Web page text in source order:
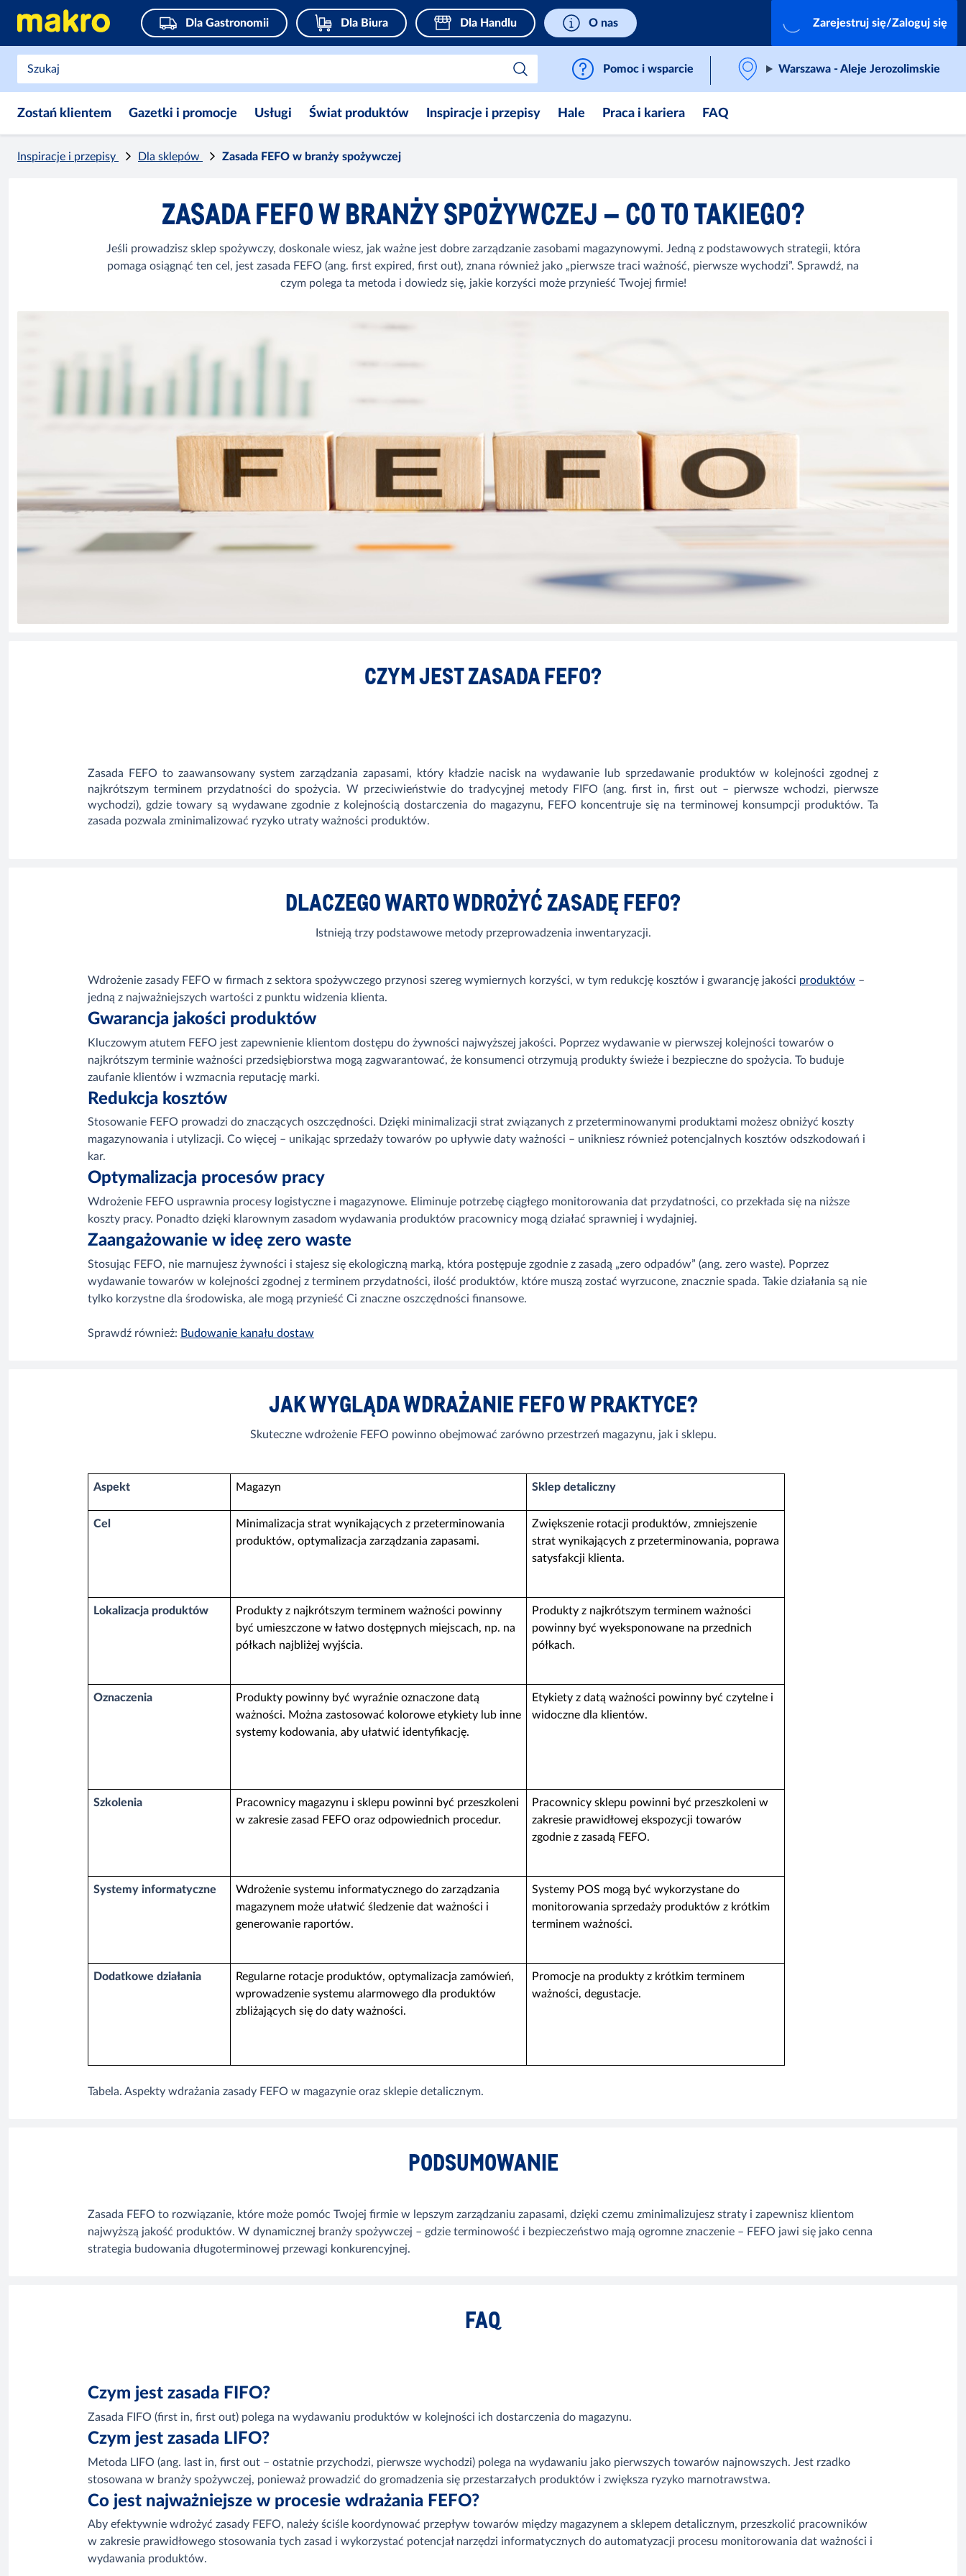
Dla Gastronomii Dla Biura Dla Handlu O nas Zarejestruj się/Zaloguj się
Pomoc i wsparcie Warszawa - Aleje Jerozolimskie
Zostań klientem Gazetki i promocje Usługi Świat produktów Inspiracje i przepisy Hale Praca i kariera FAQ
Inspiracje i przepisy Dla sklepów Zasada FEFO w branży spożywczej
ZASADA FEFO W BRANŻY SPOŻYWCZEJ – CO TO TAKIEGO?
Jeśli prowadzisz sklep spożywczy, doskonale wiesz, jak ważne jest dobre zarządzanie zasobami magazynowymi. Jedną z podstawowych strategii, która
pomaga osiągnąć ten cel, jest zasada FEFO (ang. first expired, first out), znana również jako „pierwsze traci ważność, pierwsze wychodzi”. Sprawdź, na
czym polega ta metoda i dowiedz się, jakie korzyści może przynieść Twojej firmie!
CZYM JEST ZASADA FEFO?
Zasada FEFO to zaawansowany system zarządzania zapasami, który kładzie nacisk na wydawanie lub sprzedawanie produktów w kolejności zgodnej z
najkrótszym terminem przydatności do spożycia. W przeciwieństwie do tradycyjnej metody FIFO (ang. first in, first out – pierwsze wchodzi, pierwsze
wychodzi), gdzie towary są wydawane zgodnie z kolejnością dostarczenia do magazynu, FEFO koncentruje się na terminowej konsumpcji produktów. Ta
zasada pozwala zminimalizować ryzyko utraty ważności produktów.
DLACZEGO WARTO WDROŻYĆ ZASADĘ FEFO?
Istnieją trzy podstawowe metody przeprowadzenia inwentaryzacji.
Wdrożenie zasady FEFO w firmach z sektora spożywczego przynosi szereg wymiernych korzyści, w tym redukcję kosztów i gwarancję jakości produktów –
jedną z najważniejszych wartości z punktu widzenia klienta.
Gwarancja jakości produktów
Kluczowym atutem FEFO jest zapewnienie klientom dostępu do żywności najwyższej jakości. Poprzez wydawanie w pierwszej kolejności towarów o
najkrótszym terminie ważności przedsiębiorstwa mogą zagwarantować, że konsumenci otrzymują produkty świeże i bezpieczne do spożycia. To buduje
zaufanie klientów i wzmacnia reputację marki.
Redukcja kosztów
Stosowanie FEFO prowadzi do znaczących oszczędności. Dzięki minimalizacji strat związanych z przeterminowanymi produktami możesz obniżyć koszty
magazynowania i utylizacji. Co więcej – unikając sprzedaży towarów po upływie daty ważności – unikniesz również potencjalnych kosztów odszkodowań i
kar.
Optymalizacja procesów pracy
Wdrożenie FEFO usprawnia procesy logistyczne i magazynowe. Eliminuje potrzebę ciągłego monitorowania dat przydatności, co przekłada się na niższe
koszty pracy. Ponadto dzięki klarownym zasadom wydawania produktów pracownicy mogą działać sprawniej i wydajniej.
Zaangażowanie w ideę zero waste
Stosując FEFO, nie marnujesz żywności i stajesz się ekologiczną marką, która postępuje zgodnie z zasadą „zero odpadów” (ang. zero waste). Poprzez
wydawanie towarów w kolejności zgodnej z terminem przydatności, ilość produktów, które muszą zostać wyrzucone, znacznie spada. Takie działania są nie
tylko korzystne dla środowiska, ale mogą przynieść Ci znaczne oszczędności finansowe.
Sprawdź również: Budowanie kanału dostaw
JAK WYGLĄDA WDRAŻANIE FEFO W PRAKTYCE?
Skuteczne wdrożenie FEFO powinno obejmować zarówno przestrzeń magazynu, jak i sklepu.
Aspekt Magazyn Sklep detaliczny
Cel
Minimalizacja strat wynikających z przeterminowania
produktów, optymalizacja zarządzania zapasami.
Zwiększenie rotacji produktów, zmniejszenie
strat wynikających z przeterminowania, poprawa
satysfakcji klienta.
Lokalizacja produktów
Produkty z najkrótszym terminem ważności powinny
być umieszczone w łatwo dostępnych miejscach, np. na
półkach najbliżej wyjścia.
Produkty z najkrótszym terminem ważności
powinny być wyeksponowane na przednich
półkach.
Oznaczenia
Produkty powinny być wyraźnie oznaczone datą
ważności. Można zastosować kolorowe etykiety lub inne
systemy kodowania, aby ułatwić identyfikację.
Etykiety z datą ważności powinny być czytelne i
widoczne dla klientów.
Szkolenia
Pracownicy magazynu i sklepu powinni być przeszkoleni
w zakresie zasad FEFO oraz odpowiednich procedur.
Pracownicy sklepu powinni być przeszkoleni w
zakresie prawidłowej ekspozycji towarów
zgodnie z zasadą FEFO.
Systemy informatyczne
Wdrożenie systemu informatycznego do zarządzania
magazynem może ułatwić śledzenie dat ważności i
generowanie raportów.
Systemy POS mogą być wykorzystane do
monitorowania sprzedaży produktów z krótkim
terminem ważności.
Dodatkowe działania
Regularne rotacje produktów, optymalizacja zamówień,
wprowadzenie systemu alarmowego dla produktów
zbliżających się do daty ważności.
Promocje na produkty z krótkim terminem
ważności, degustacje.
Tabela. Aspekty wdrażania zasady FEFO w magazynie oraz sklepie detalicznym.
PODSUMOWANIE
Zasada FEFO to rozwiązanie, które może pomóc Twojej firmie w lepszym zarządzaniu zapasami, dzięki czemu zminimalizujesz straty i zapewnisz klientom
najwyższą jakość produktów. W dynamicznej branży spożywczej – gdzie terminowość i bezpieczeństwo mają ogromne znaczenie – FEFO jawi się jako cenna
strategia budowania długoterminowej przewagi konkurencyjnej.
FAQ
Czym jest zasada FIFO?
Zasada FIFO (first in, first out) polega na wydawaniu produktów w kolejności ich dostarczenia do magazynu.
Czym jest zasada LIFO?
Metoda LIFO (ang. last in, first out – ostatnie przychodzi, pierwsze wychodzi) polega na wydawaniu jako pierwszych towarów najnowszych. Jest rzadko
stosowana w branży spożywczej, ponieważ prowadzić do gromadzenia się przestarzałych produktów i zwiększa ryzyko marnotrawstwa.
Co jest najważniejsze w procesie wdrażania FEFO?
Aby efektywnie wdrożyć zasady FEFO, należy ściśle koordynować przepływ towarów między magazynem a sklepem detalicznym, przeszkolić pracowników
w zakresie prawidłowego stosowania tych zasad i wykorzystać potencjał narzędzi informatycznych do automatyzacji procesu monitorowania dat ważności i
wydawania produktów.